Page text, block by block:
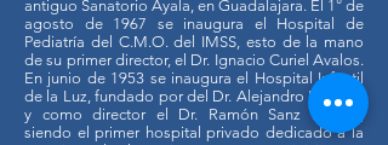
antiguo Sanatorio Ayala, en Guadalajara. El 1° de
agosto de 1967 se inaugura el Hospital de
Pediatría del C.M.O. del IMSS, esto de la mano
de su primer director, el Dr. Ignacio Curiel Avalos.
En junio de 1953 se inaugura el Hospital Infantil
de la Luz, fundado por del Dr. Alejandro Ramírez
y como director el Dr. Ramón Sanz Muñoz,
siendo el primer hospital privado dedicado a la